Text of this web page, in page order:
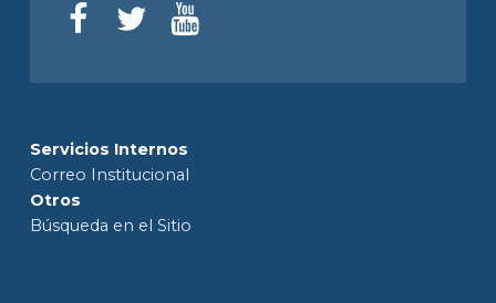
Servicios Internos
Correo Institucional
Otros
Búsqueda en el Sitio